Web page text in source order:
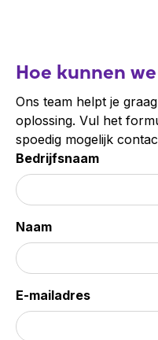
Hoe kunnen
Ons team helpt je
oplossing. Vul het
spoedig mogelijk
Bedrijfsnaam
Naam
E-mailadres